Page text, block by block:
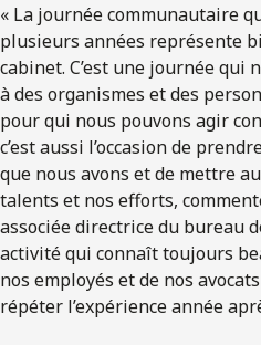
« La journée communautaire
plusieurs années représente
cabinet. C’est une journée qui
à des organismes et des
pour qui nous pouvons agir
c’est aussi l’occasion de
que nous avons et de mettre
talents et nos efforts,
associée directrice du bureau
activité qui connaît toujours
nos employés et de nos
répéter l’expérience année